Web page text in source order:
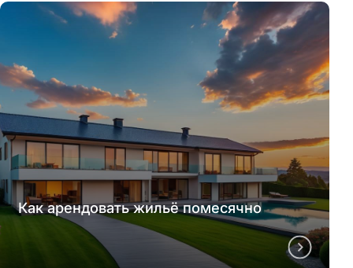
Как арендовать жильё помесячно